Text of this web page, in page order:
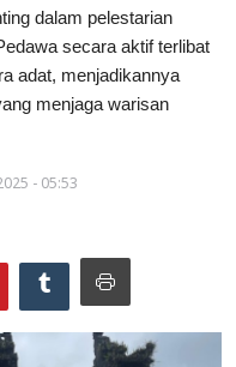
dalam pelestarian
secara aktif terlibat
adat, menjadikannya
menjaga warisan
- 05:53